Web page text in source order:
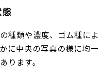
種類や濃度、ゴム種によ
に中央の写真の様に均一
ります。